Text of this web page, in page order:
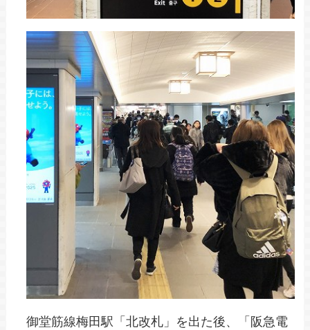
御堂筋線梅田駅「北改札」を出た後、「阪急電